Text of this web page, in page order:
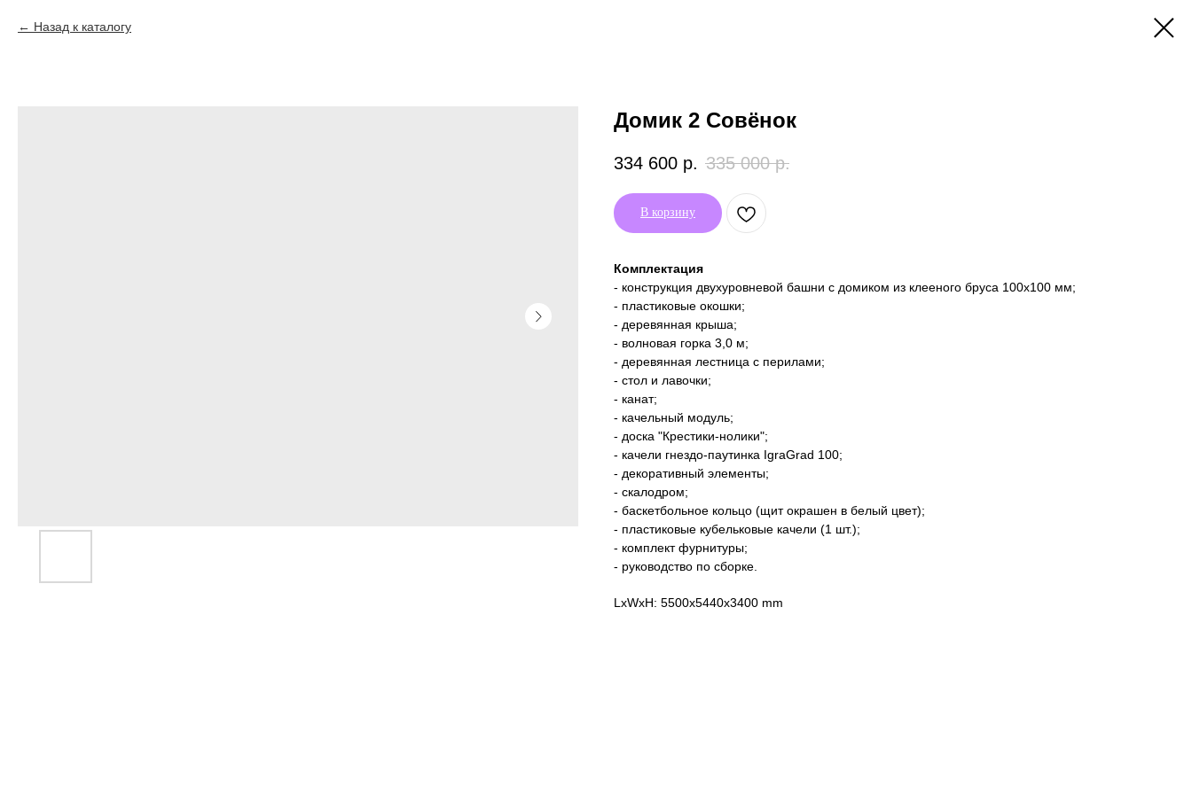
Назад к каталогу
Домик 2 Совёнок
334 600 р. 335 000 р.
В корзину
Комплектация
- конструкция двухуровневой башни с домиком из клееного бруса 100х100 мм;
- пластиковые окошки;
- деревянная крыша;
- волновая горка 3,0 м;
- деревянная лестница с перилами;
- стол и лавочки;
- канат;
- качельный модуль;
- доска "Крестики-нолики";
- качели гнездо-паутинка IgraGrad 100;
- декоративный элементы;
- скалодром;
- баскетбольное кольцо (щит окрашен в белый цвет);
- пластиковые кубельковые качели (1 шт.);
- комплект фурнитуры;
- руководство по сборке.
LxWxH: 5500x5440x3400 mm